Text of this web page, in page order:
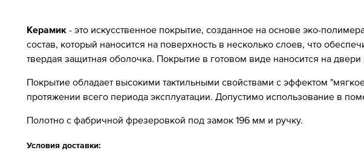
Керамик - это искусственное покрытие, созданное на основе эко-
состав, который наносится на поверхность в несколько слоев, что
твердая защитная оболочка. Покрытие в готовом виде наносится на
Покрытие обладает высокими тактильными свойствами с эффектом
протяжении всего периода эксплуатации. Допустимо использование в
Полотно с фабричной фрезеровкой под замок 196 мм и ручку.
Условия доставки: